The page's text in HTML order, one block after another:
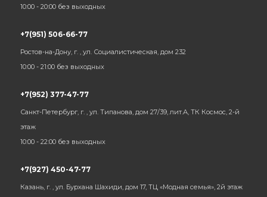
10:00 - 20:00 без выходных
+7(951) 506-66-77
Ростов-на-Дону, г. , ул. Социалистическая, дом 232
10:00 - 21:00 без выходных
+7(952) 377-47-77
Санкт-Петербург, г. , ул. Типанова, дом 27/39, лит.А, ТК Космос, 2-й
этаж
10:00 - 22:00 без выходных
+7(927) 450-47-77
Казань, г. , ул. Бурхана Шахиди, дом 17, ТЦ «Модная семья», 2й этаж